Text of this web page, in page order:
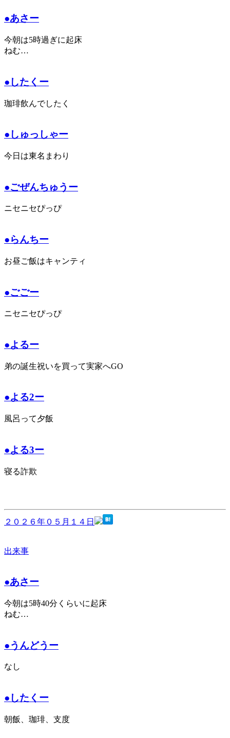
●あさー
今朝は5時過ぎに起床
ねむ…
●したくー
珈琲飲んでしたく
●しゅっしゃー
今日は東名まわり
●ごぜんちゅうー
ニセニセぴっぴ
●らんちー
お昼ご飯はキャンティ
●ごごー
ニセニセぴっぴ
●よるー
弟の誕生祝いを買って実家へGO
●よる2ー
風呂って夕飯
●よる3ー
寝る詐欺
２０２６年０５月１４日
出来事
●あさー
今朝は5時40分くらいに起床
ねむ…
●うんどうー
なし
●したくー
朝飯、珈琲、支度